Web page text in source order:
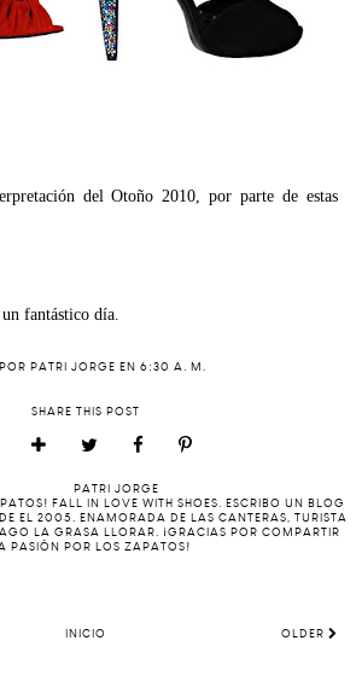
del Otoño 2010, por parte de estas
fantástico día.
PATRI JORGE EN 6:30 A. M.
SHARE THIS POST
PATRI JORGE
FALL IN LOVE WITH SHOES. ESCRIBO UN BLOG
EL 2005. ENAMORADA DE LAS CANTERAS, TURISTA
LA GRASA LLORAR. ¡GRACIAS POR COMPARTIR
PASIÓN POR LOS ZAPATOS!
INICIO OLDER